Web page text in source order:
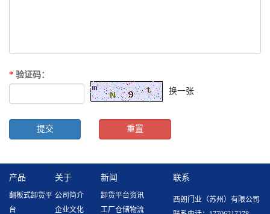
* 验证码：
换一张
产品
翻板式卸货平
台
关于
公司简介
企业文化
新闻
卸货平台资讯
工厂仓储物流
联系
西朗门业（苏州）有限公司